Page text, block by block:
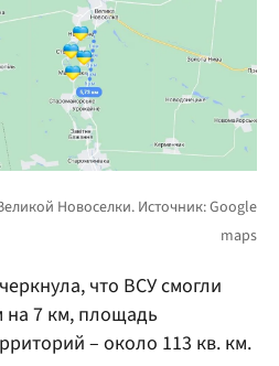
что ВСУ смогли
на 7 км, площадь
– около 113 кв. км.